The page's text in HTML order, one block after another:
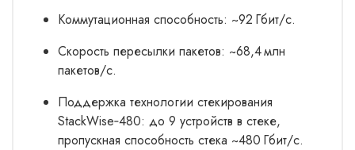
Коммутационная способность: ~92 Гбит/с.
Скорость пересылки пакетов: ~68,4 млн
пакетов/с.
Поддержка технологии стекирования
StackWise‑480: до 9 устройств в стеке,
пропускная способность стека ~480 Гбит/с.